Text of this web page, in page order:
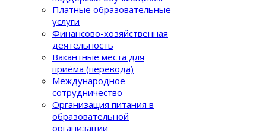
Платные образовательные
услуги
Финансово-хозяйственная
деятельность
Вакантные места для
приёма (перевода)
Международное
сотрудничество
Организация питания в
образовательной
организации